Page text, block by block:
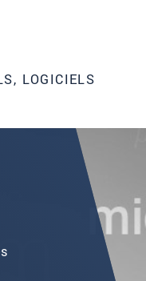
LOGICIELS
de produits par e-mail.
Veuillez lire notre